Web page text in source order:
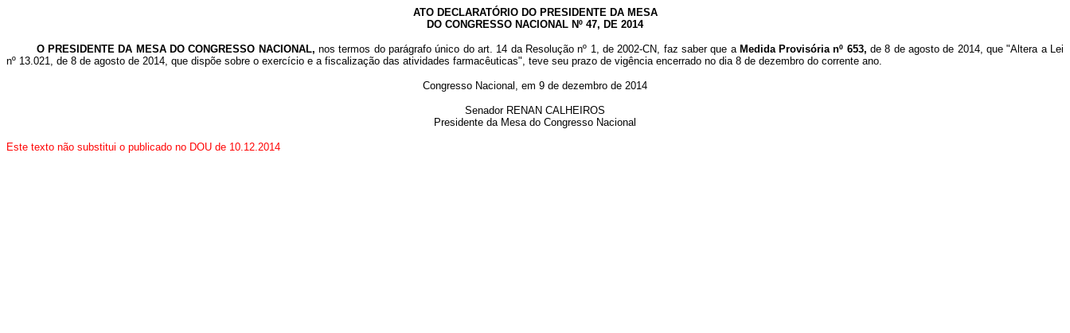
ATO DECLARATÓRIO DO PRESIDENTE DA MESA
DO CONGRESSO NACIONAL Nº 47, DE 2014
O PRESIDENTE DA MESA DO CONGRESSO NACIONAL,nos termos do parágrafo único do art. 14 da Resolução nº 1, de 2002-CN, faz saber que a Medida Provisória nº 653,de 8 de agosto de 2014, que "Altera a Lei
nº 13.021, de 8 de agosto de 2014, que dispõe sobre o exercício e a fiscalização das atividades farmacêuticas", teve seu prazo de vigência encerrado no dia 8 de dezembro do corrente ano.
Congresso Nacional, em 9 de dezembro de 2014
Senador RENAN CALHEIROS
Presidente da Mesa do Congresso Nacional
Este texto não substitui o publicado no DOU de 10.12.2014